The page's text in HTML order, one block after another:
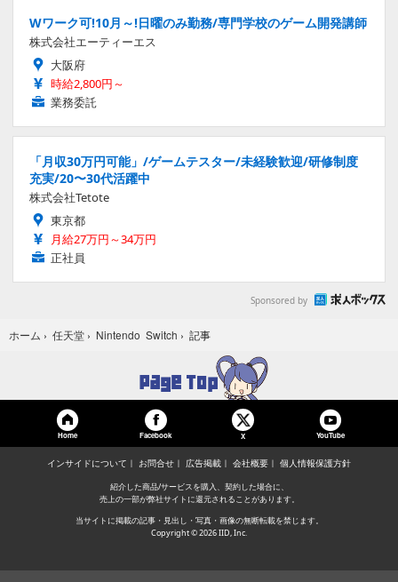
Wワーク可!10月～!日曜のみ勤務/専門学校のゲーム開発講師
株式会社エーティーエス
大阪府
時給2,800円～
業務委託
「月収30万円可能」/ゲームテスター/未経験歓迎/研修制度
充実/20〜30代活躍中
株式会社Tetote
東京都
月給27万円～34万円
正社員
Sponsored by
ホーム › 任天堂 › Nintendo Switch › 記事
Home Facebook X YouTube
インサイドについて お問合せ 広告掲載 会社概要 個人情報保護方針
紹介した商品/サービスを購入、契約した場合に、
売上の一部が弊社サイトに還元されることがあります。
当サイトに掲載の記事・見出し・写真・画像の無断転載を禁じます。
Copyright © 2026 IID, Inc.